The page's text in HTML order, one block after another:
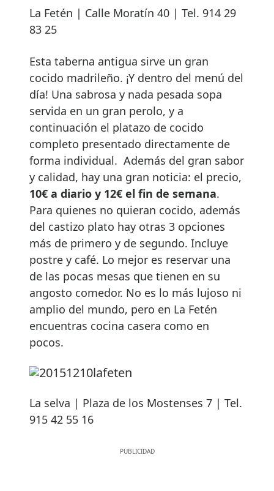
La Fetén | Calle Moratín 40 | Tel. 914 29
83 25
Esta taberna antigua sirve un gran
cocido madrileño. ¡Y dentro del menú del
día! Una sabrosa y nada pesada sopa
servida en un gran perolo, y a
continuación el platazo de cocido
completo presentado directamente de
forma individual. Además del gran sabor
y calidad, hay una gran noticia: el precio,
10€ a diario y 12€ el fin de semana.
Para quienes no quieran cocido, además
del castizo plato hay otras 3 opciones
más de primero y de segundo. Incluye
postre y café. Lo mejor es reservar una
de las pocas mesas que tienen en su
angosto comedor. No es lo más lujoso ni
amplio del mundo, pero en La Fetén
encuentras cocina casera como en
pocos.
La selva | Plaza de los Mostenses 7 | Tel.
915 42 55 16